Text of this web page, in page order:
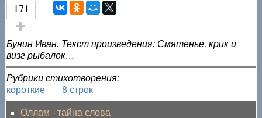
171
Голос за!
Бунин Иван. Текст произведения: Смятенье, крик и
визг рыбалок…
Рубрики стихотворения:
короткие
8 строк
Оллам - тайна слова